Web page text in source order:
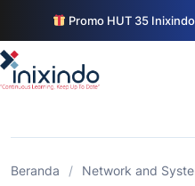
Promo HUT 35
Beranda / Network and